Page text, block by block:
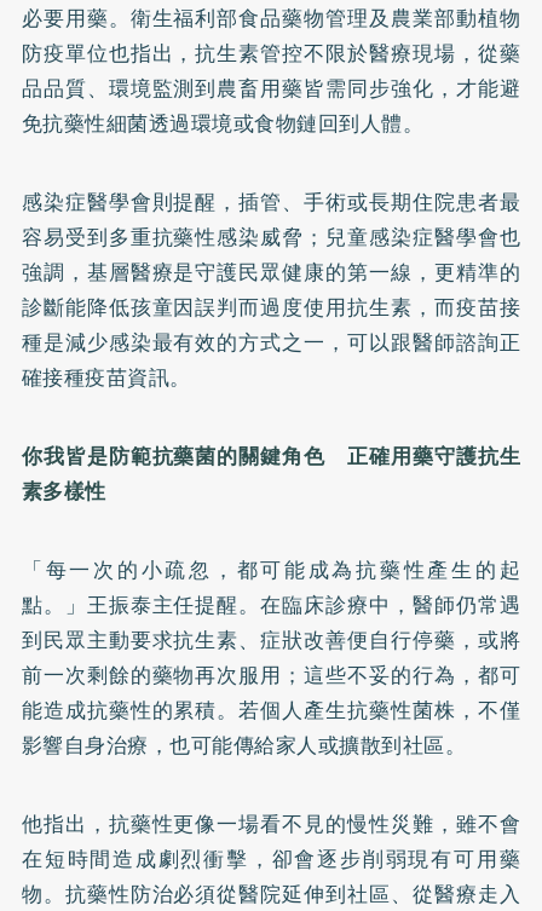
必要用藥。衛生福利部食品藥物管理及農業部動植物
防疫單位也指出，抗生素管控不限於醫療現場，從藥
品品質、環境監測到農畜用藥皆需同步強化，才能避
免抗藥性細菌透過環境或食物鏈回到人體。
感染症醫學會則提醒，插管、手術或長期住院患者最
容易受到多重抗藥性感染威脅；兒童感染症醫學會也
強調，基層醫療是守護民眾健康的第一線，更精準的
診斷能降低孩童因誤判而過度使用抗生素，而疫苗接
種是減少感染最有效的方式之一，可以跟醫師諮詢正
確接種疫苗資訊。
你我皆是防範抗藥菌的關鍵角色 正確用藥守護抗生
素多樣性
「每一次的小疏忽，都可能成為抗藥性產生的起
點。」王振泰主任提醒。在臨床診療中，醫師仍常遇
到民眾主動要求抗生素、症狀改善便自行停藥，或將
前一次剩餘的藥物再次服用；這些不妥的行為，都可
能造成抗藥性的累積。若個人產生抗藥性菌株，不僅
影響自身治療，也可能傳給家人或擴散到社區。
他指出，抗藥性更像一場看不見的慢性災難，雖不會
在短時間造成劇烈衝擊，卻會逐步削弱現有可用藥
物。抗藥性防治必須從醫院延伸到社區、從醫療走入